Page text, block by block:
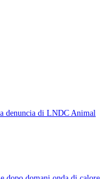
denuncia di LNDC Animal